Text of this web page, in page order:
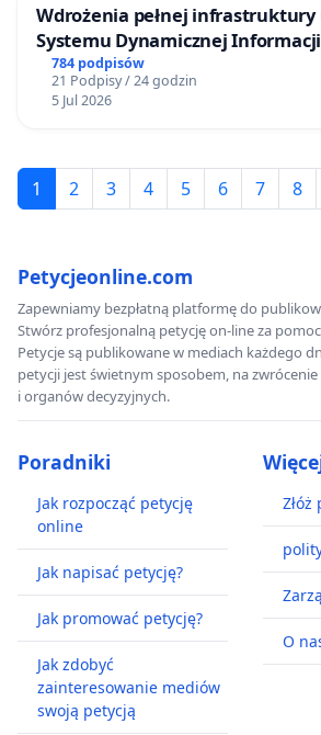
Wdrożenia pełnej
Systemu Dynamicznej
(CSDiP) na stacji kolejowej w
784 podpisów
21 Podpisy / 24 godzin
5 Jul 2026
1 2 3 4 5 6 7 8
Petycjeonline.com
Zapewniamy bezpłatną platformę do
Stwórz profesjonalną petycję on-line za
Petycje są publikowane w mediach każdego
petycji jest świetnym sposobem, na
i organów decyzyjnych.
Poradniki
Jak rozpocząć petycję
online
Jak napisać petycję?
Jak promować petycję?
Jak zdobyć
zainteresowanie mediów
swoją petycją
Złóż
O